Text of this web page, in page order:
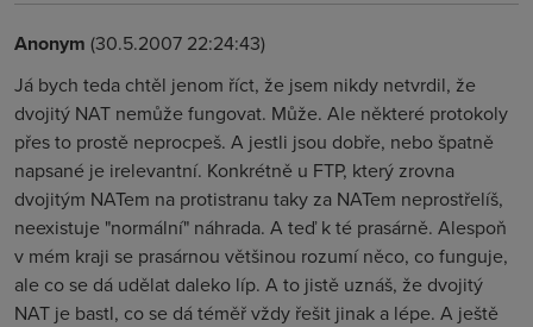
Anonym (30.5.2007 22:24:43)
Já bych teda chtěl jenom říct, že jsem nikdy netvrdil, že
dvojitý NAT nemůže fungovat. Může. Ale některé protokoly
přes to prostě neprocpeš. A jestli jsou dobře, nebo špatně
napsané je irelevantní. Konkrétně u FTP, který zrovna
dvojitým NATem na protistranu taky za NATem neprostřelíš,
neexistuje "normální" náhrada. A teď k té prasárně. Alespoň
v mém kraji se prasárnou většinou rozumí něco, co funguje,
ale co se dá udělat daleko líp. A to jistě uznáš, že dvojitý
NAT je bastl, co se dá téměř vždy řešit jinak a lépe. A ještě